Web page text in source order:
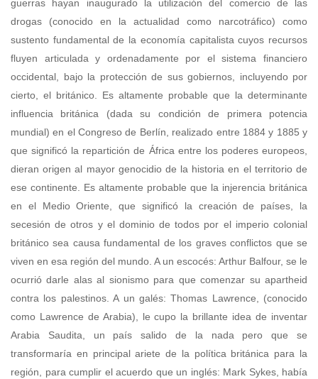
guerras hayan inaugurado la utilización del comercio de las
drogas (conocido en la actualidad como narcotráfico) como
sustento fundamental de la economía capitalista cuyos recursos
fluyen articulada y ordenadamente por el sistema financiero
occidental, bajo la protección de sus gobiernos, incluyendo por
cierto, el británico. Es altamente probable que la determinante
influencia británica (dada su condición de primera potencia
mundial) en el Congreso de Berlín, realizado entre 1884 y 1885 y
que significó la repartición de África entre los poderes europeos,
dieran origen al mayor genocidio de la historia en el territorio de
ese continente. Es altamente probable que la injerencia británica
en el Medio Oriente, que significó la creación de países, la
secesión de otros y el dominio de todos por el imperio colonial
británico sea causa fundamental de los graves conflictos que se
viven en esa región del mundo. A un escocés: Arthur Balfour, se le
ocurrió darle alas al sionismo para que comenzar su apartheid
contra los palestinos. A un galés: Thomas Lawrence, (conocido
como Lawrence de Arabia), le cupo la brillante idea de inventar
Arabia Saudita, un país salido de la nada pero que se
transformaría en principal ariete de la política británica para la
región, para cumplir el acuerdo que un inglés: Mark Sykes, había